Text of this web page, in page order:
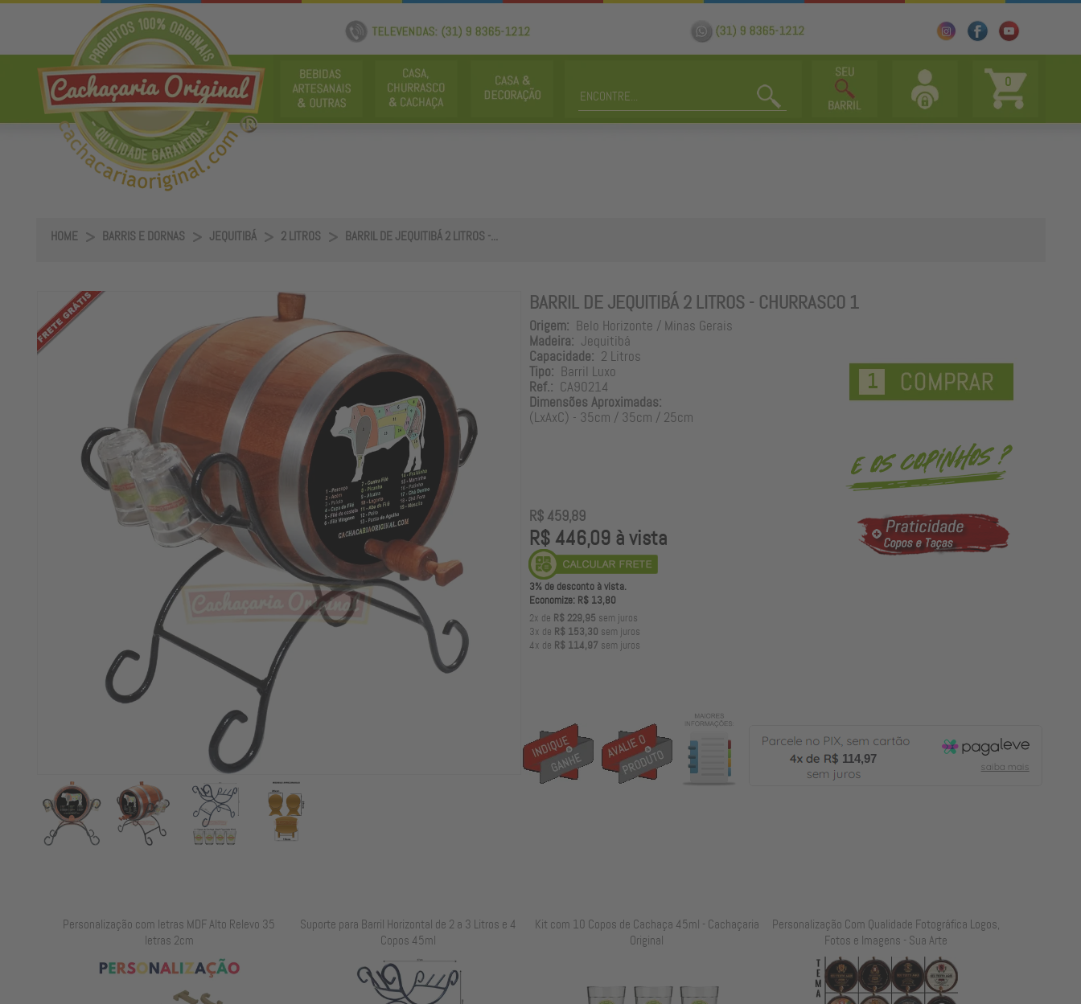
0
HOME BARRIS E DORNAS JEQUITIBÁ 2 LITROS BARRIL DE JEQUITIBÁ 2 LITROS -...
BARRIL DE JEQUITIBÁ 2 LITROS - CHURRASCO 1
Origem: Belo Horizonte / Minas Gerais
Madeira: Jequitibá
Capacidade: 2 Litros
Tipo: Barril Luxo
Ref.: CA90214
Dimensões Aproximadas:
(LxAxC) - 35cm / 35cm / 25cm
R$ 459,89
R$ 446,09 à vista
3% de desconto à vista.
Economize: R$ 13,80
2x de R$ 229,95 sem juros
3x de R$ 153,30 sem juros
4x de R$ 114,97 sem juros
114,97
Personalização com letras MDF Alto Relevo 35
letras 2cm
Suporte para Barril Horizontal de 2 a 3 Litros e 4
Copos 45ml
Kit com 10 Copos de Cachaça 45ml - Cachaçaria
Original
Personalização Com Qualidade Fotográfica Logos,
Fotos e Imagens - Sua Arte